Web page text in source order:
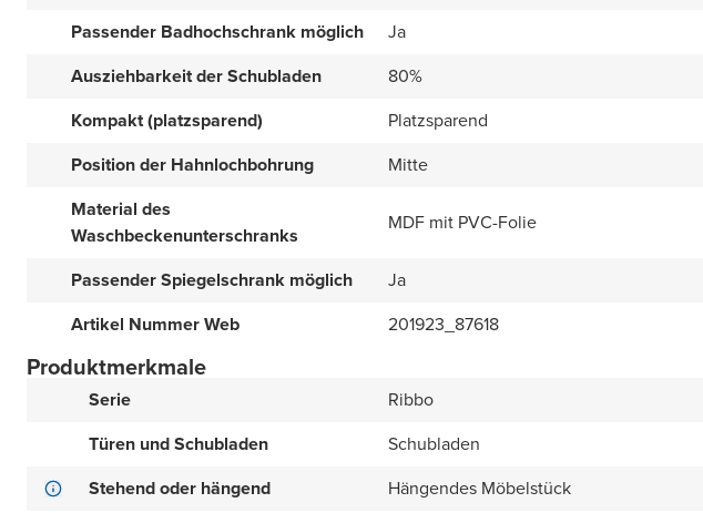
Passender Badhochschrank möglich
Ja
Ausziehbarkeit der Schubladen
80%
Kompakt (platzsparend)
Platzsparend
Position der Hahnlochbohrung
Mitte
Material des
Waschbeckenunterschranks
MDF mit PVC-Folie
Passender Spiegelschrank möglich
Ja
Artikel Nummer Web
201923_87618
Produktmerkmale
Serie
Ribbo
Türen und Schubladen
Schubladen
Stehend oder hängend
Hängendes Möbelstück